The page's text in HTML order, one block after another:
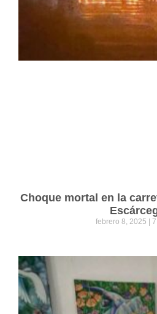
Choque mortal en la
febrero 8, 2025